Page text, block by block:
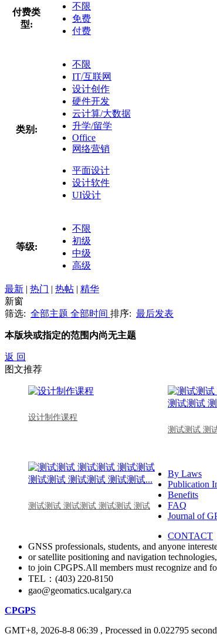
付费类
型:
不限
免费
付费
类别:
不限
IT/互联网
设计创作
硬件开发
云计算/大数据
升学/留学
Office
网络营销
平面设计
设计软件
UI设计
等级:
不限
初级
中级
高级
最新 | 热门 | 热帖 | 精华
新窗
筛选: 全部主题 全部时间 排序: 最后发表
本版块或指定的范围内尚无主题
返 回
图文推荐
设计制作课程
测试测试 测
测试测试 测试测试 测试测试 测试
By Laws
Publication
Benefits
FAQ
Journal of
CONTACT
GNSS professionals, students, and anyone
or satellite positioning and navigation
to join CPGPS.All members must recognize and
TEL：(403) 220-8150
gao@geomatics.ucalgary.ca
CPGPS
GMT+8, 2026-8-8 06:39 , Processed in 0.022795